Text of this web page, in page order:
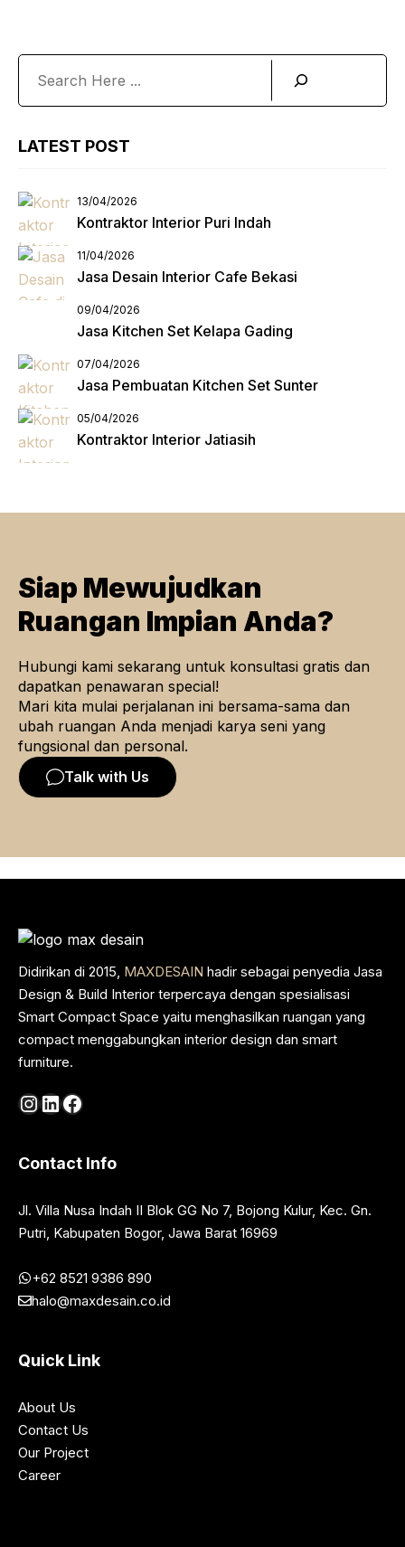
Search
LATEST POST
13/04/2026
Kontraktor Interior Puri Indah
11/04/2026
Jasa Desain Interior Cafe Bekasi
09/04/2026
Jasa Kitchen Set Kelapa Gading
07/04/2026
Jasa Pembuatan Kitchen Set Sunter
05/04/2026
Kontraktor Interior Jatiasih
Siap Mewujudkan
Ruangan Impian Anda?
Hubungi kami sekarang untuk konsultasi gratis dan
dapatkan penawaran special!
Mari kita mulai perjalanan ini bersama-sama dan
ubah ruangan Anda menjadi karya seni yang
fungsional dan personal.
Talk with Us
Didirikan di 2015, MAXDESAIN hadir sebagai penyedia Jasa
Design & Build Interior terpercaya dengan spesialisasi
Smart Compact Space yaitu menghasilkan ruangan yang
compact menggabungkan interior design dan smart
furniture.
Instagram
LinkedIn
Facebook
Contact Info
Jl. Villa Nusa Indah II Blok GG No 7, Bojong Kulur, Kec. Gn.
Putri, Kabupaten Bogor, Jawa Barat 16969
+62 8521 9386 890
halo@maxdesain.co.id
Quick Link
About Us
Contact Us
Our Project
Career